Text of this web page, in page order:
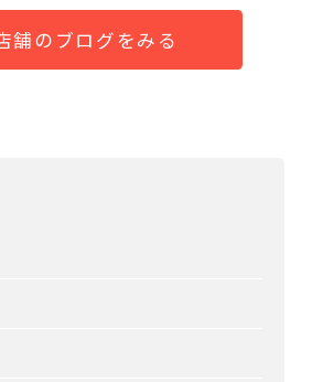
舗のブログをみる